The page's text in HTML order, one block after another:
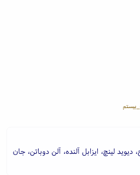
لینچ، ایزابل آلنده، آلن دوباتن، جان